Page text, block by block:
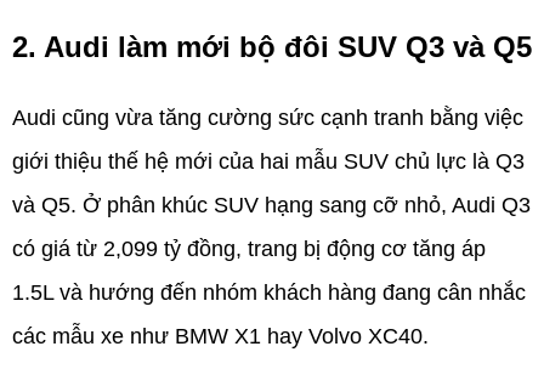
2. Audi làm mới bộ đôi SUV Q3 và Q5
Audi cũng vừa tăng cường sức cạnh tranh bằng việc
giới thiệu thế hệ mới của hai mẫu SUV chủ lực là Q3
và Q5. Ở phân khúc SUV hạng sang cỡ nhỏ, Audi Q3
có giá từ 2,099 tỷ đồng, trang bị động cơ tăng áp
1.5L và hướng đến nhóm khách hàng đang cân nhắc
các mẫu xe như BMW X1 hay Volvo XC40.